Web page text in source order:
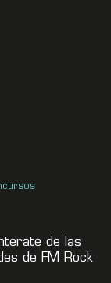
de las
de FM Rock